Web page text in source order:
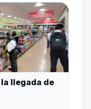
llegada de